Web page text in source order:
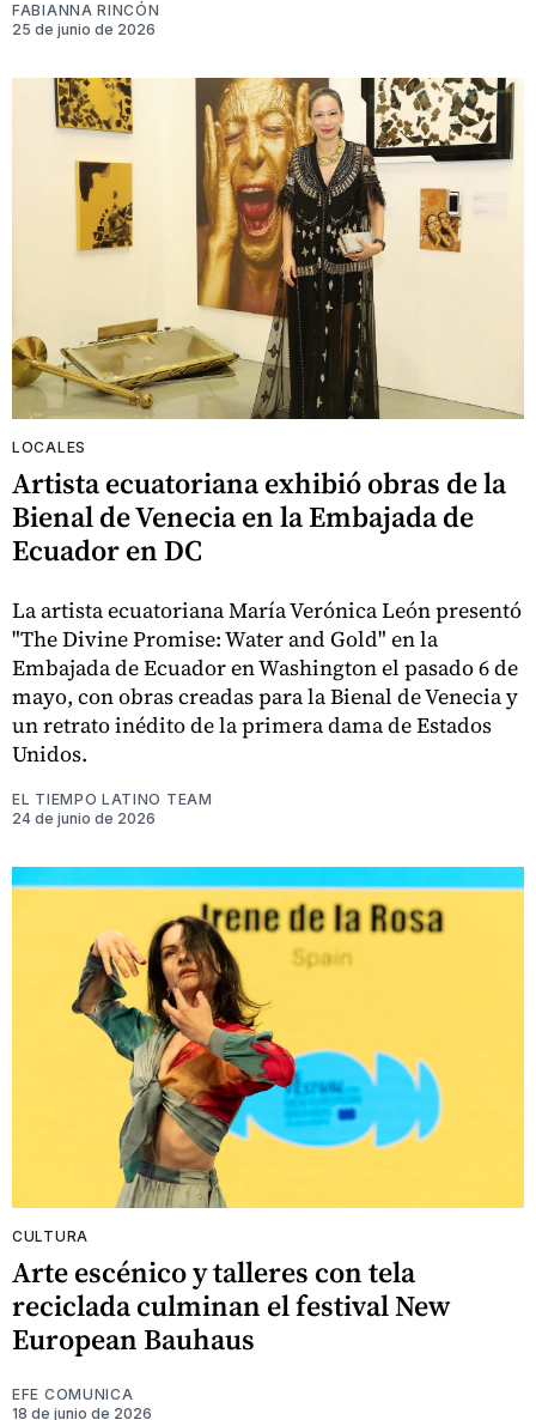
FABIANNA RINCÓN
25 de junio de 2026
LOCALES
Artista ecuatoriana exhibió obras de la
Bienal de Venecia en la Embajada de
Ecuador en DC
La artista ecuatoriana María Verónica León presentó
"The Divine Promise: Water and Gold" en la
Embajada de Ecuador en Washington el pasado 6 de
mayo, con obras creadas para la Bienal de Venecia y
un retrato inédito de la primera dama de Estados
Unidos.
EL TIEMPO LATINO TEAM
24 de junio de 2026
CULTURA
Arte escénico y talleres con tela
reciclada culminan el festival New
European Bauhaus
EFE COMUNICA
18 de junio de 2026